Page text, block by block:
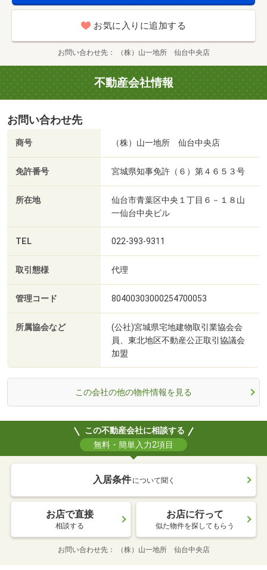
お気に入りに追加する
お問い合わせ先 （株）山一地所 仙台中央店
不動産会社情報
お問い合わせ先
商号 （株）山一地所 仙台中央店
免許番号 宮城県知事免許（６）第４６５３号
所在地
仙台市青葉区中央１丁目６－１８山
一仙台中央ビル
TEL 022-393-9311
取引態様 代理
管理コード 80400303000254700053
所属協会など
(公社)宮城県宅地建物取引業協会会
員、東北地区不動産公正取引協議会
加盟
この会社の他の物件情報を見る
この不動産会社に相談する
無料・簡単入力2項目
入居条件 について聞く
お店で直接
相談する
お店に行って
似た物件を探してもらう
お問い合わせ先 （株）山一地所 仙台中央店